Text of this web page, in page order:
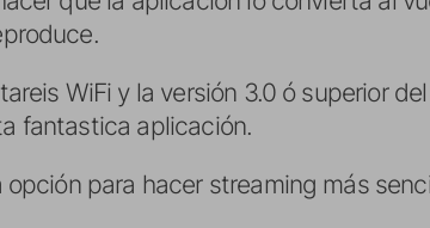
WiFi y la versión 3.0 ó superior
fantastica aplicación.
para hacer streaming más